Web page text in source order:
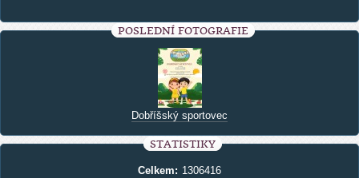
POSLEDNÍ FOTOGRAFIE
Dobříšský sportovec
STATISTIKY
Celkem: 1306416